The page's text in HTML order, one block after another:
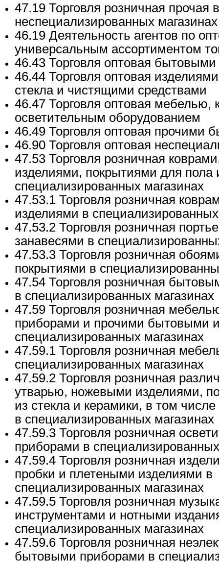
47.19 Торговля розничная прочая в
неспециализированных магазинах
46.19 Деятельность агентов по
универсальным ассортиментом
46.43 Торговля оптовая бытовыми
46.44 Торговля оптовая
стекла и чистящими средствами
46.47 Торговля оптовая мебелью,
осветительным оборудованием
46.49 Торговля оптовая прочими
46.90 Торговля оптовая
47.53 Торговля розничная
изделиями, покрытиями для пола
специализированных магазинах
47.53.1 Торговля розничная
изделиями в
47.53.2 Торговля розничная
занавесями в
47.53.3 Торговля розничная
покрытиями в
47.54 Торговля розничная
в специализированных магазинах
47.59 Торговля розничная
приборами и прочими бытовыми
специализированных магазинах
47.59.1 Торговля розничная
специализированных магазинах
47.59.2 Торговля розничная
утварью, ножевыми изделиями,
из стекла и керамики, в том
в специализированных магазинах
47.59.3 Торговля розничная
приборами в
47.59.4 Торговля розничная
пробки и плетеными изделиями в
специализированных магазинах
47.59.5 Торговля розничная
инструментами и нотными
специализированных магазинах
47.59.6 Торговля розничная
бытовыми приборами в